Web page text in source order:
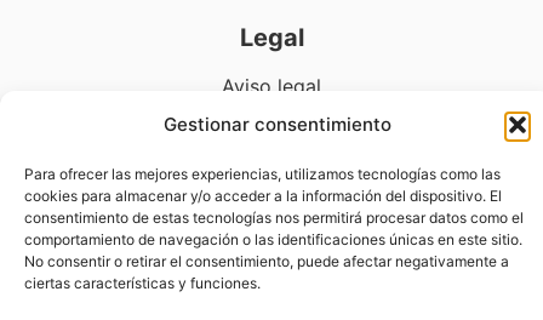
Gestionar consentimiento
Para ofrecer las mejores experiencias, utilizamos tecnologías como las
cookies para almacenar y/o acceder a la información del dispositivo. El
consentimiento de estas tecnologías nos permitirá procesar datos como el
comportamiento de navegación o las identificaciones únicas en este sitio.
No consentir o retirar el consentimiento, puede afectar negativamente a
ciertas características y funciones.
Legal
Aviso legal
Política de privacidad
Política de cookies (UE)
Accesibilidad
Política de devoluciones y reembolsos